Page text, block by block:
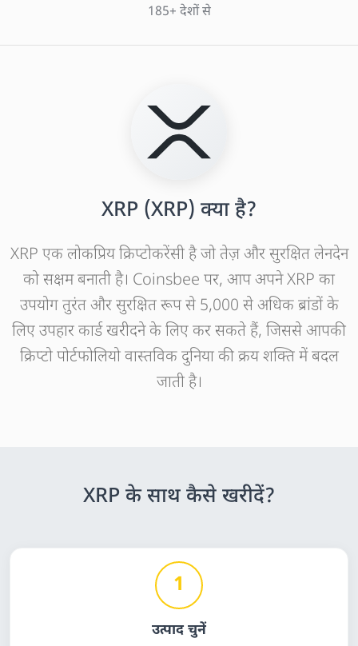
185+ देशों से
XRP (XRP) क्या है?
XRP एक लोकप्रिय क्रिप्टोकरेंसी है जो तेज़ और सुरक्षित लेनदेन
को सक्षम बनाती है। Coinsbee पर, आप अपने XRP का
उपयोग तुरंत और सुरक्षित रूप से 5,000 से अधिक ब्रांडों के
लिए उपहार कार्ड खरीदने के लिए कर सकते हैं, जिससे आपकी
क्रिप्टो पोर्टफोलियो वास्तविक दुनिया की क्रय शक्ति में बदल
जाती है।
XRP के साथ कैसे खरीदें?
1
उत्पाद चुनें